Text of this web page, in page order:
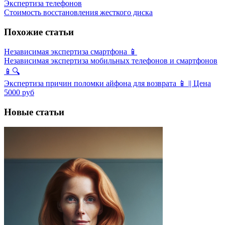
Экспертиза телефонов
Стоимость восстановления жесткого диска
Похожие статьи
Независимая экспертиза смартфона 📱
Независимая экспертиза мобильных телефонов и смартфонов
📱🔍
Экспертиза причин поломки айфона для возврата 📱 || Цена
5000 руб
Новые статьи